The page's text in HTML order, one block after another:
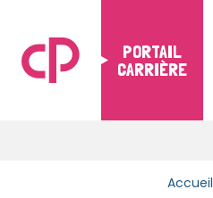
PORTAIL
CARRIÈRE
Accueil